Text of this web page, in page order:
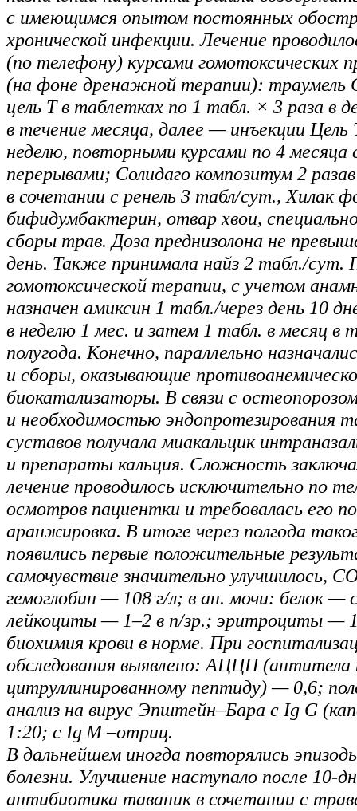
с имеющимся опытом постоянных
хронической инфекции. Лечение
(по телефону) курсами гомотоксических
(на фоне дренажной терапии): траумель
цель Т в таблетках по 1 табл. × 3 раза в
в течение месяца, далее — инъекции Цель
неделю, повторными курсами по 4 месяца
перерывами; Солидаго композитум 2
в сочетании с ренель 3 табл/сут., Хилак
бифидумбактерин, отвар хвои,
сборы трав. Доза преднизолона не
день. Также принимала найз 2 табл./сут.
гомотоксической терапии, с учетом
назначен амиксин 1 табл./через день 10
в неделю 1 мес. и затем 1 табл. в месяц в
полугода. Конечно, параллельно
и сборы, оказывающие
биокатализаторы. В связи с
и необходимостью эндопротезирования
суставов получала миакальцик
и препараты кальция. Сложность
лечение проводилось исключительно по
осмотров пациентки и требовалась его
аранжировка. В итоге через полгода
появились первые положительные
самочувствие значительно улучшилось,
гемоглобин — 108 г/л; в ан. мочи: белок —
лейкоциты — 1–2 в п/зр.; эритроциты —
биохимия крови в норме. При
обследования выявлено: АЦЦП (антитела
цитруллинированному пептиду) — 0,6;
анализ на вирус Эпштейн–Бара с Ig G
1:20; с Ig M –отриц.
В дальнейшем иногда повторялись
болезни. Улучшение наступало после 10-
антибиотика таваник в сочетании с